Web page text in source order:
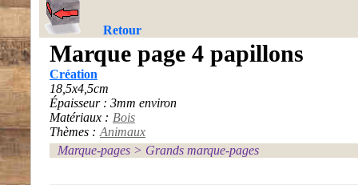
Retour
Marque page 4 papillons
Création
18,5x4,5cm
Épaisseur : 3mm environ
Matériaux : Bois
Thèmes : Animaux
Marque-pages > Grands marque-pages